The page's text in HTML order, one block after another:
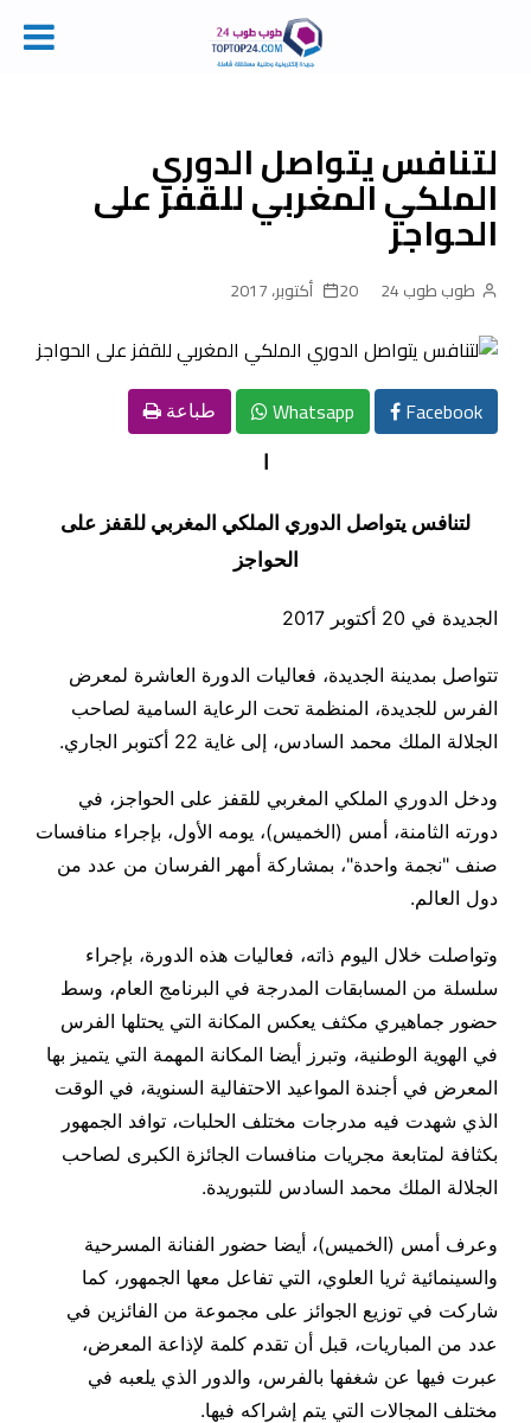
contentلتنافس يتواصل الدوري
الملكي المغربي للقفز على
الحواجز
طوب طوب 24 20 أكتوبر، 2017
Facebook
Whatsapp طباعة
ا
لتنافس يتواصل الدوري الملكي المغربي للقفز على
الحواجز
الجديدة في 20 أكتوبر 2017
تتواصل بمدينة الجديدة، فعاليات الدورة العاشرة لمعرض
الفرس للجديدة، المنظمة تحت الرعاية السامية لصاحب
الجلالة الملك محمد السادس، إلى غاية 22 أكتوبر الجاري.
ودخل الدوري الملكي المغربي للقفز على الحواجز، في
دورته الثامنة، أمس (الخميس)، يومه الأول، بإجراء منافسات
صنف "نجمة واحدة"، بمشاركة أمهر الفرسان من عدد من
دول العالم.
وتواصلت خلال اليوم ذاته، فعاليات هذه الدورة، بإجراء
سلسلة من المسابقات المدرجة في البرنامج العام، وسط
حضور جماهيري مكثف يعكس المكانة التي يحتلها الفرس
في الهوية الوطنية، وتبرز أيضا المكانة المهمة التي يتميز بها
المعرض في أجندة المواعيد الاحتفالية السنوية، في الوقت
الذي شهدت فيه مدرجات مختلف الحلبات، توافد الجمهور
بكثافة لمتابعة مجريات منافسات الجائزة الكبرى لصاحب
الجلالة الملك محمد السادس للتبوريدة.
وعرف أمس (الخميس)، أيضا حضور الفنانة المسرحية
والسينمائية ثريا العلوي، التي تفاعل معها الجمهور، كما
شاركت في توزيع الجوائز على مجموعة من الفائزين في
عدد من المباريات، قبل أن تقدم كلمة لإذاعة المعرض،
عبرت فيها عن شغفها بالفرس، والدور الذي يلعبه في
مختلف المجالات التي يتم إشراكه فيها.